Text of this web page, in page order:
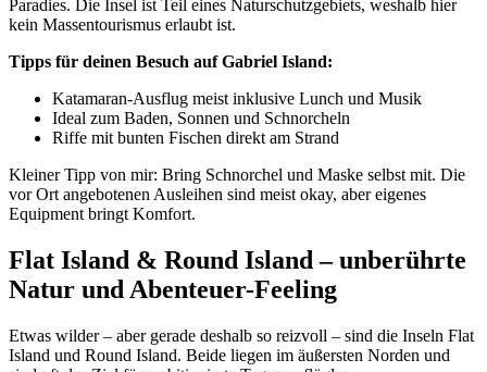
Paradies. Die Insel ist Teil eines Naturschutzgebiets, weshalb hier
kein Massentourismus erlaubt ist.
Tipps für deinen Besuch auf Gabriel Island:
Katamaran-Ausflug meist inklusive Lunch und Musik
Ideal zum Baden, Sonnen und Schnorcheln
Riffe mit bunten Fischen direkt am Strand
Kleiner Tipp von mir: Bring Schnorchel und Maske selbst mit. Die
vor Ort angebotenen Ausleihen sind meist okay, aber eigenes
Equipment bringt Komfort.
Flat Island & Round Island – unberührte
Natur und Abenteuer-Feeling
Etwas wilder – aber gerade deshalb so reizvoll – sind die Inseln Flat
Island und Round Island. Beide liegen im äußersten Norden und